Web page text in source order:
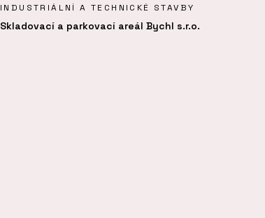
INDUSTRIÁLNÍ A TECHNICKÉ STAVBY
Skladovací a parkovací areál Bychl s.r.o.